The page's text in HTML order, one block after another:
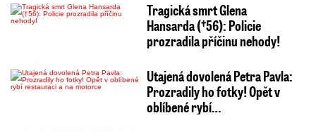
Tragická smrt Glena
Hansarda (†56): Policie
prozradila příčinu nehody!
Utajená dovolená Petra Pavla:
Prozradily ho fotky! Opět v
oblíbené rybí…